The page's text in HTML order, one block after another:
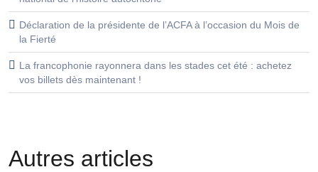
Déclaration de la présidente de l’ACFA à l’occasion du Mois de
la Fierté
La francophonie rayonnera dans les stades cet été : achetez
vos billets dès maintenant !
Autres articles